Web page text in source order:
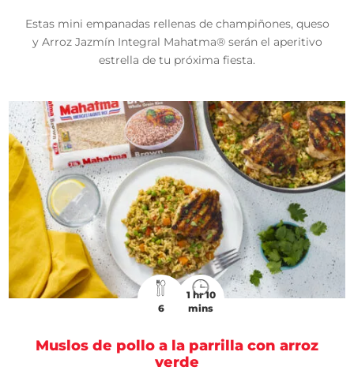
Estas mini empanadas rellenas de champiñones, queso
y Arroz Jazmín Integral Mahatma® serán el aperitivo
estrella de tu próxima fiesta.
6
1 hr 10
mins
Muslos de pollo a la parrilla con arroz
verde